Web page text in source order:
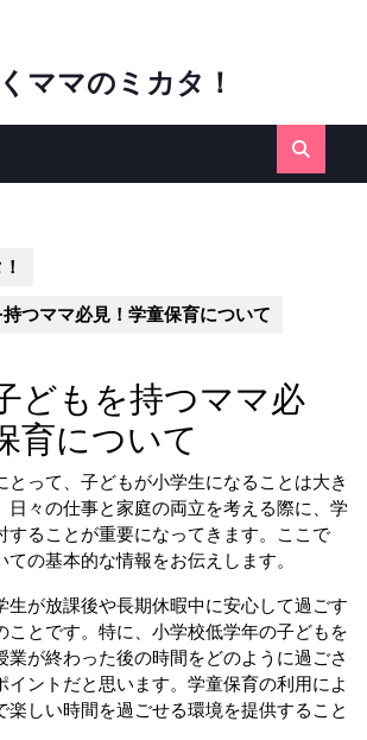
ママのミカタ！
つママ必見！学童保育について
どもを持つママ必
育について
とって、子どもが小学生になることは大き
日々の仕事と家庭の両立を考える際に、学
することが重要になってきます。ここで
の基本的な情報をお伝えします。
生が放課後や長期休暇中に安心して過ごす
ことです。特に、小学校低学年の子どもを
業が終わった後の時間をどのように過ごさ
イントだと思います。学童保育の利用によ
楽しい時間を過ごせる環境を提供すること